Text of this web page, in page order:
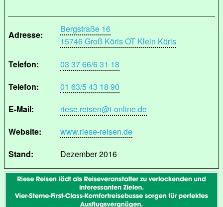
Adresse:
Bergstraße 16
15746 Groß Köris OT Klein Köris
Telefon:
03 37 66/6 31 18
Telefon:
01 63/5 43 18 90
E-Mail:
riese.reisen@t-online.de
Website:
www.riese-reisen.de
Stand:
Dezember 2016